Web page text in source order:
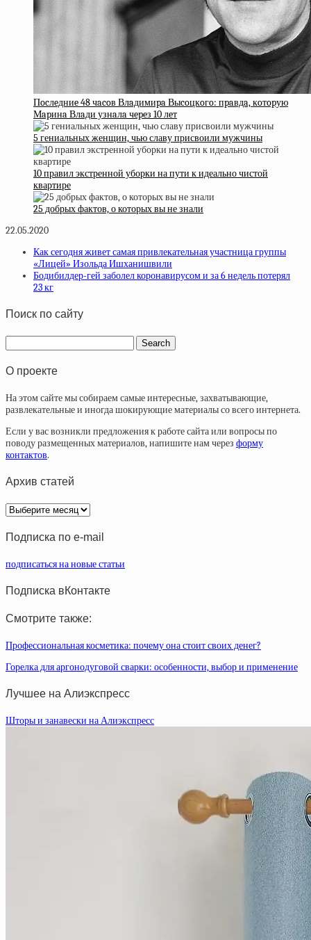
Пocлeдниe 48 чacoв Влaдимиpa Выcoцкoгo: пpaвдa, кoтopую
Мapинa Влaди узнaлa чepeз 10 лeт
5 гениальных женщин, чью славу присвоили мужчины
10 правил экстренной уборки на пути к идеально чистой
квартире
25 добрых фактов, о которых вы не знали
22.05.2020
Как сегодня живет самая привлекательная участница группы
«Лицей» Изольда Ишханишвили
Бодибилдер-гей заболел коронавирусом и за 6 недель потерял
23 кг
Поиск по сайту
О проекте
На этом сайте мы собираем самые интересные, захватывающие,
развлекательные и иногда шокирующие материалы со всего интернета.
Если у вас возникли предложения к работе сайта или вопросы по
поводу размещенных материалов, напишите нам через форму
контактов.
Архив статей
Архив
статей
Подписка по e-mail
подписаться на новые статьи
Подписка вКонтакте
Смотрите также:
Профессиональная косметика: почему она стоит своих денег?
Горелка для аргонодуговой сварки: особенности, выбор и применение
Лучшее на Алиэкспресс
Шторы и занавески на Алиэкспресс